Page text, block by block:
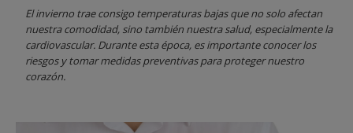
El invierno trae consigo temperaturas bajas que no solo afectan
nuestra comodidad, sino también nuestra salud, especialmente la
cardiovascular. Durante esta época, es importante conocer los
riesgos y tomar medidas preventivas para proteger nuestro
corazón.